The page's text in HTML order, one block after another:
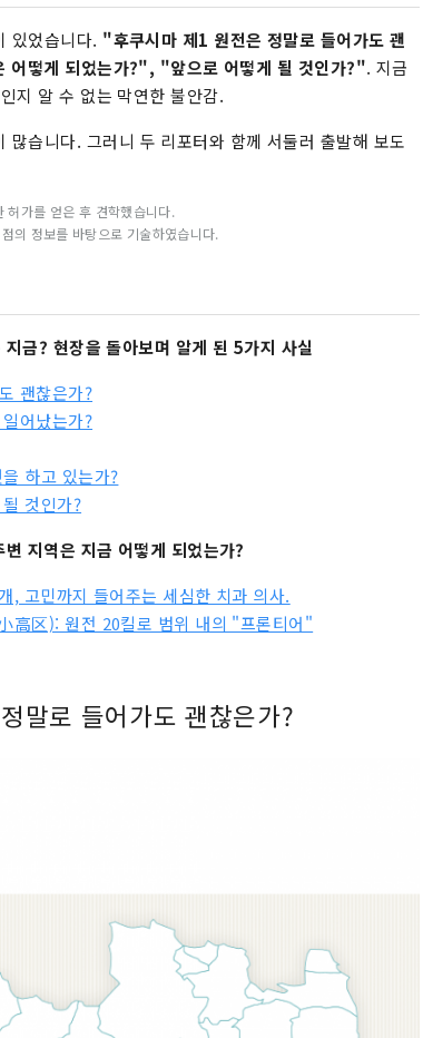
있었습니다. "후쿠시마 제1 원전은 정말로 들어가도 괜
어떻게 되었는가?", "앞으로 어떻게 될 것인가?". 지금
지 알 수 없는 막연한 불안감.
많습니다. 그러니 두 리포터와 함께 서둘러 출발해 보도
가를 얻은 후 견학했습니다.
정보를 바탕으로 기술하였습니다.
금? 현장을 돌아보며 알게 된 5가지 사실
괜찮은가?
어났는가?
하고 있는가?
것인가?
지역은 지금 어떻게 되었는가?
, 고민까지 들어주는 세심한 치과 의사.
高区): 원전 20킬로 범위 내의 "프론티어"
말로 들어가도 괜찮은가?